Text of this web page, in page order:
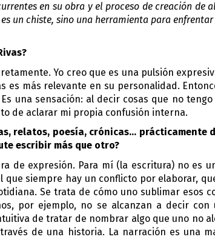
en su obra y el proceso de creación de
un chiste, sino una herramienta para
Yo creo que es una pulsión
es más relevante en su personalidad.
una sensación: al decir cosas que no
de aclarar mi propia confusión interna.
relatos, poesía, crónicas… prácticamente
escribir más que otro?
de expresión. Para mí (la escritura) no es
que siempre hay un conflicto por elaborar,
Se trata de cómo uno sublimar esos
por ejemplo, no se alcanzan a decir
de tratar de nombrar algo que uno no
de una historia. La narración es una